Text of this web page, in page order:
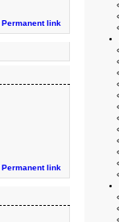
Permanent link
Permanent link